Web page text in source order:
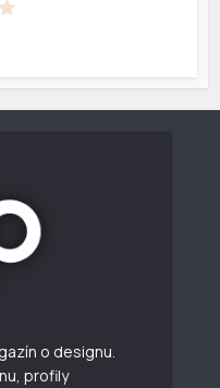
o designu.
profily